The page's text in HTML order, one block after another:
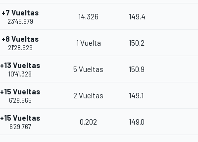
+7 Vueltas
23'45.679
14.326 149.4
+8 Vueltas
21'28.629
1 Vuelta 150.2
+13 Vueltas
10'41.329
5 Vueltas 150.9
+15 Vueltas
6'29.565
2 Vueltas 149.1
+15 Vueltas
6'29.767
0.202 149.0